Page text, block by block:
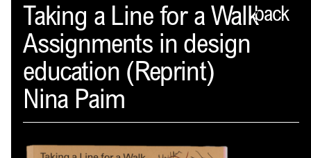
back
Spector
PROFIL
AKTUELLES
INDEX
WARENKORB (0)
Taking a Line for a Walk
Assignments in design
education (Reprint)
Nina Paim